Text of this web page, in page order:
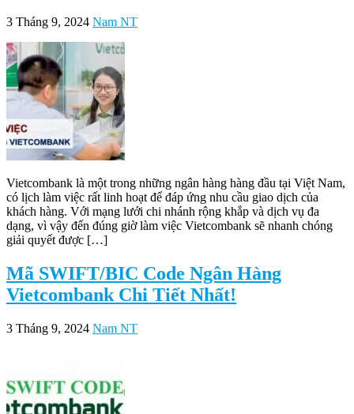
3 Tháng 9, 2024 Nam NT
Vietcombank là một trong những ngân hàng hàng đầu tại Việt Nam,
có lịch làm việc rất linh hoạt để đáp ứng nhu cầu giao dịch của
khách hàng. Với mạng lưới chi nhánh rộng khắp và dịch vụ đa
dạng, vì vậy đến đúng giờ làm việc Vietcombank sẽ nhanh chóng
giải quyết được […]
Mã SWIFT/BIC Code Ngân Hàng
Vietcombank Chi Tiết Nhất!
3 Tháng 9, 2024 Nam NT